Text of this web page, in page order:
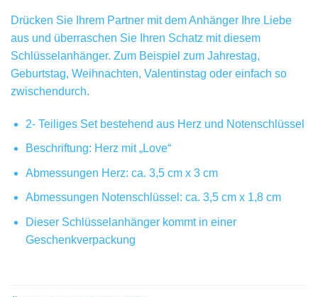
Drücken Sie Ihrem Partner mit dem Anhänger Ihre Liebe
aus und überraschen Sie Ihren Schatz mit diesem
Schlüsselanhänger. Zum Beispiel zum Jahrestag,
Geburtstag, Weihnachten, Valentinstag oder einfach so
zwischendurch.
2- Teiliges Set bestehend aus Herz und Notenschlüssel
Beschriftung: Herz mit „Love“
Abmessungen Herz: ca. 3,5 cm x 3 cm
Abmessungen Notenschlüssel: ca. 3,5 cm x 1,8 cm
Dieser Schlüsselanhänger kommt in einer
Geschenkverpackung